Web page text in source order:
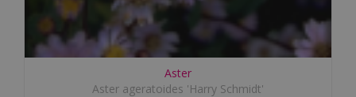
Aster
Aster ageratoides 'Harry Schmidt'